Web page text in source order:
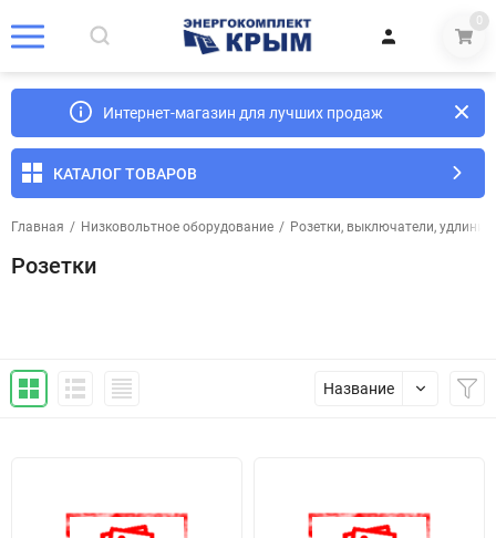
0
Интернет-магазин для лучших продаж
КАТАЛОГ ТОВАРОВ
Главная / Низковольтное оборудование / Розетки, выключатели,
Розетки
Название